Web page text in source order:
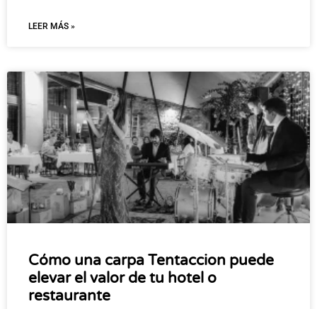
LEER MÁS »
Cómo una carpa Tentaccion puede
elevar el valor de tu hotel o
restaurante